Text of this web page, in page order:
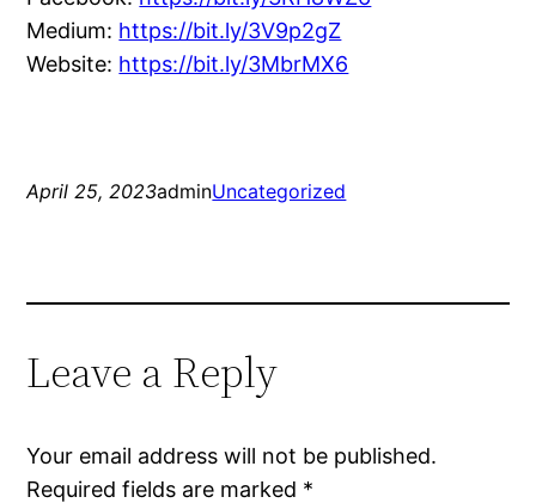
Medium: https://bit.ly/3V9p2gZ
Website: https://bit.ly/3MbrMX6
April 25, 2023adminUncategorized
Leave a Reply
Your email address will not be published.
Required fields are marked *